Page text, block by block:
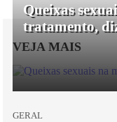
VEJA MAIS
Queixas
tratamento,
GERAL